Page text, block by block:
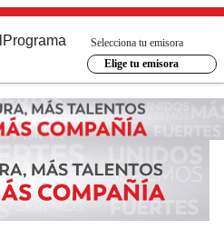
Programa
Selecciona tu emisora
Elige tu emisora